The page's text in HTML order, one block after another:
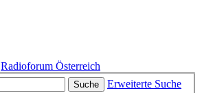
Radioforum Österreich
Suche
Erweiterte Suche